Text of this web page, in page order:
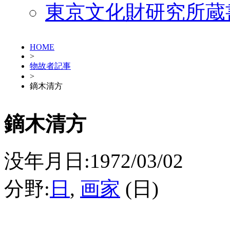
東京文化財研究所
HOME
>
物故者記事
>
鏑木清方
鏑木清方
没年月日:1972/03/02
分野: 日 , 画家 (日)